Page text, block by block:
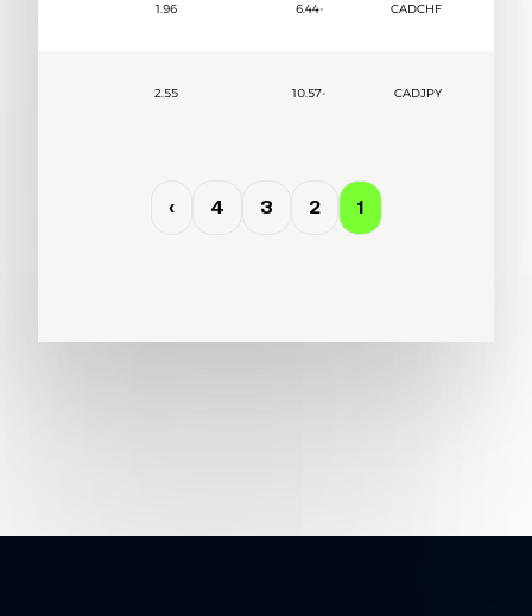
CADCHF
-6.44
1.96
CADJPY
-10.57
2.55
1
2
3
4
›